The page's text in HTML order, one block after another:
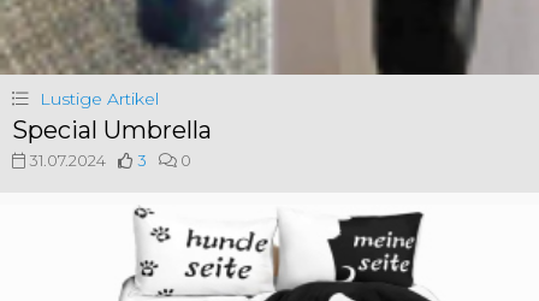
Lustige Artikel
Special Umbrella
31.07.2024 3 0